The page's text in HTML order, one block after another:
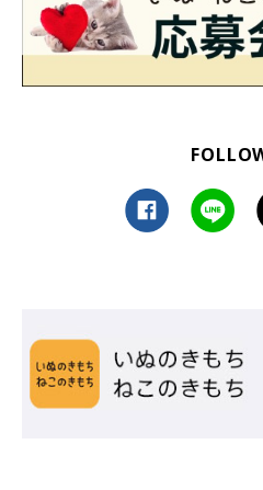
ねこのきもち投稿写真ギャラリー
――猫に「嫌い」と思われてしま
係性を作ればよいでしょうか？